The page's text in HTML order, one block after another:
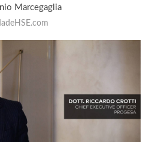
Marcegaglia